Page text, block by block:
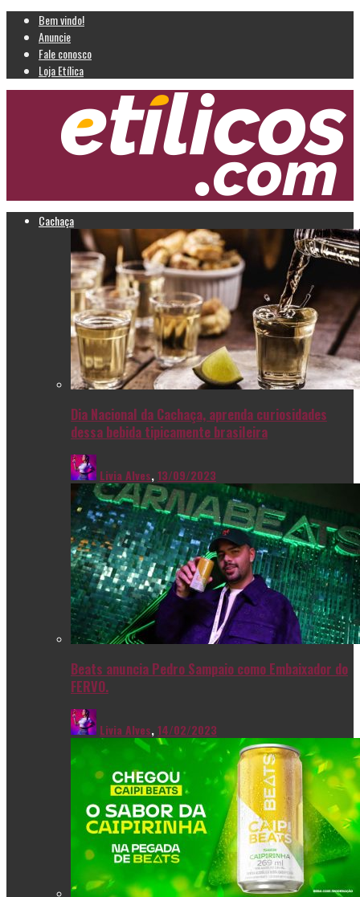
Bem vindo!
Anuncie
Fale conosco
Loja Etílica
Cachaça
Dia Nacional da Cachaça, aprenda curiosidades
dessa bebida tipicamente brasileira
Livia Alves,13/09/2023
Beats anuncia Pedro Sampaio como Embaixador do
FERVO.
Livia Alves,14/02/2023